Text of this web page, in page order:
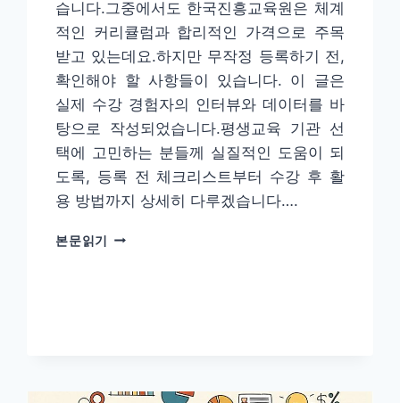
습니다.그중에서도 한국진흥교육원은 체계
적인 커리큘럼과 합리적인 가격으로 주목
받고 있는데요.하지만 무작정 등록하기 전,
확인해야 할 사항들이 있습니다. 이 글은
실제 수강 경험자의 인터뷰와 데이터를 바
탕으로 작성되었습니다.평생교육 기관 선
택에 고민하는 분들께 실질적인 도움이 되
도록, 등록 전 체크리스트부터 수강 후 활
용 방법까지 상세히 다루겠습니다….
본문읽기
한